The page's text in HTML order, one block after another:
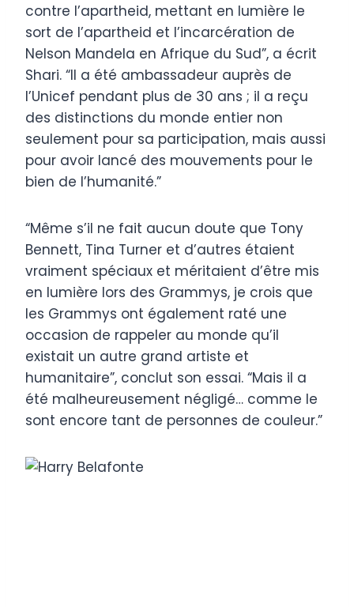
contre l’apartheid, mettant en lumière le
sort de l’apartheid et l’incarcération de
Nelson Mandela en Afrique du Sud”, a écrit
Shari. “Il a été ambassadeur auprès de
l’Unicef ​​pendant plus de 30 ans ; il a reçu
des distinctions du monde entier non
seulement pour sa participation, mais aussi
pour avoir lancé des mouvements pour le
bien de l’humanité.”
“Même s’il ne fait aucun doute que Tony
Bennett, Tina Turner et d’autres étaient
vraiment spéciaux et méritaient d’être mis
en lumière lors des Grammys, je crois que
les Grammys ont également raté une
occasion de rappeler au monde qu’il
existait un autre grand artiste et
humanitaire”, conclut son essai. “Mais il a
été malheureusement négligé… comme le
sont encore tant de personnes de couleur.”